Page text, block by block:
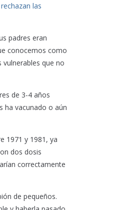
las
padres eran
conocemos como
que no
de 3-4 años
ha vacunado o aún
1971 y 1981, ya
dos dosis
correctamente
de pequeños.